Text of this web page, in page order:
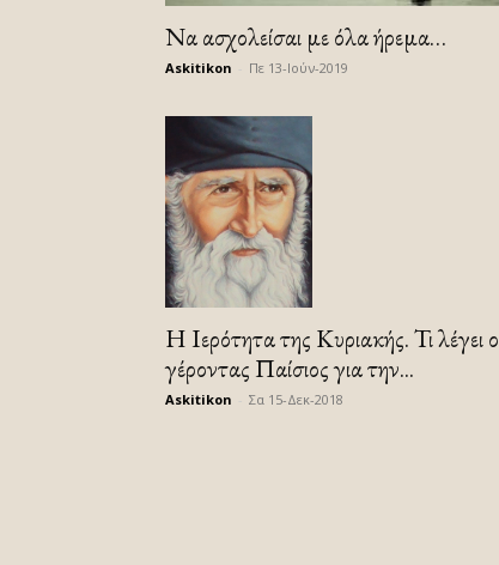
Να ασχολείσαι με όλα ήρεμα…
Askitikon Πε 13-Ιούν-2019
Η Ιερότητα της Κυριακής. Τι λέγει ο
γέροντας Παίσιος για την...
Askitikon Σα 15-Δεκ-2018